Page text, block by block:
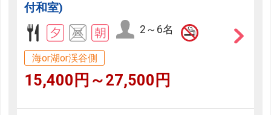
付和室)
2～6名
海or湖or渓谷側
15,400円～27,500円